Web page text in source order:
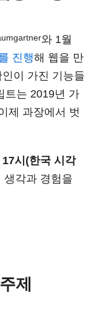
와 1월
진행해 웹을 만
이 가진 기능들
트는 2019년 가
제 과장에서 벗
시(한국 시각
생각과 경험을
제